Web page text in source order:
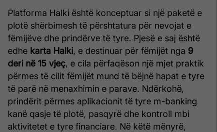
Platforma Halki është konceptuar si një paketë e
plotë shërbimesh të përshtatura për nevojat e
fëmijëve dhe prindërve të tyre. Pjesë e saj është
edhe karta Halki, e destinuar për fëmijët nga 9
deri në 15 vjeç, e cila përfaqëson një mjet praktik
përmes të cilit fëmijët mund të bëjnë hapat e tyre
të parë në menaxhimin e parave. Ndërkohë,
prindërit përmes aplikacionit të tyre m-banking
kanë qasje të plotë, pasqyrë dhe kontroll mbi
aktivitetet e tyre financiare. Në këtë mënyrë,